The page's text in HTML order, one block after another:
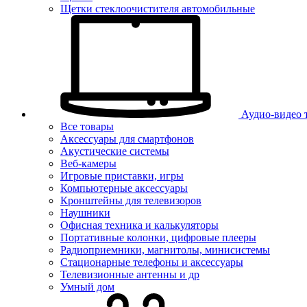
Щетки стеклоочистителя автомобильные
Аудио-видео
Все товары
Аксессуары для смартфонов
Акустические системы
Веб-камеры
Игровые приставки, игры
Компьютерные аксессуары
Кронштейны для телевизоров
Наушники
Офисная техника и калькуляторы
Портативные колонки, цифровые плееры
Радиоприемники, магнитолы, минисистемы
Стационарные телефоны и аксессуары
Телевизионные антенны и др
Умный дом